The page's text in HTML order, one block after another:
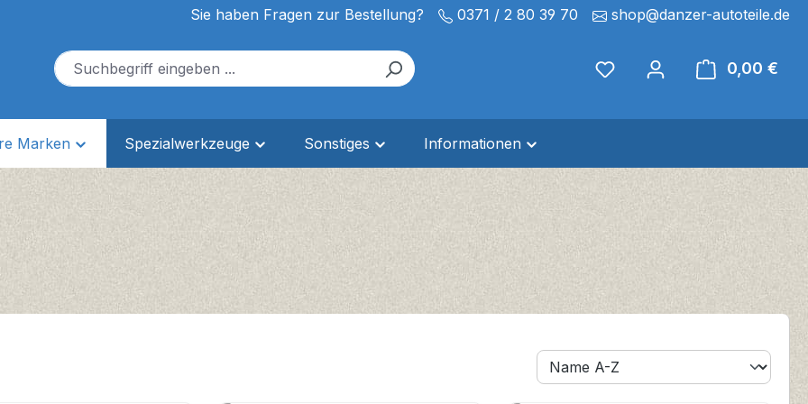
Sie haben Fragen zur Bestellung? 0371 / 2 80 39 70 shop@danzer-autoteile.de
Du hast 0 Produkte auf
0,00 €
Marken Spezialwerkzeuge Sonstiges Informationen